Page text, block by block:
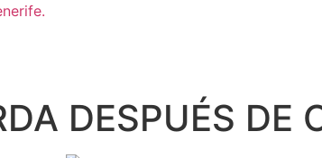
DESPUÉS DE